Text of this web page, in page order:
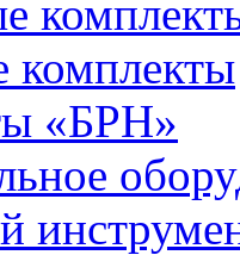
комплекты
«БРН»